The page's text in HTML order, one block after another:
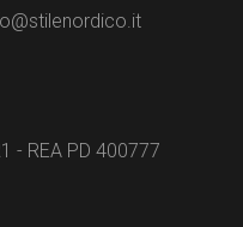
- REA PD 400777